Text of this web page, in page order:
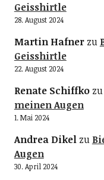
Geisshirtle
28. August 2024
Martin Hafnerzu
Geisshirtle
22. August 2024
Renate Schiffkozu
meinen Augen
1. Mai 2024
Andrea Dikelzu
Augen
30. April 2024